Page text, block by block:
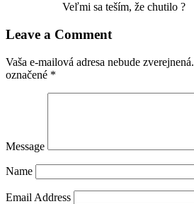
Veľmi sa teším, že chutilo ?
Leave a Comment
Vaša e-mailová adresa nebude zverejnená.
označené *
Message
Name
Email Address